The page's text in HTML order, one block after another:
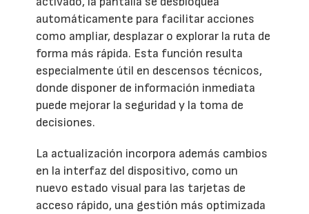
automáticamente para facilitar acciones
como ampliar, desplazar o explorar la ruta de
forma más rápida. Esta función resulta
especialmente útil en descensos técnicos,
donde disponer de información inmediata
puede mejorar la seguridad y la toma de
decisiones.
La actualización incorpora además cambios
en la interfaz del dispositivo, como un
nuevo estado visual para las tarjetas de
acceso rápido, una gestión más optimizada